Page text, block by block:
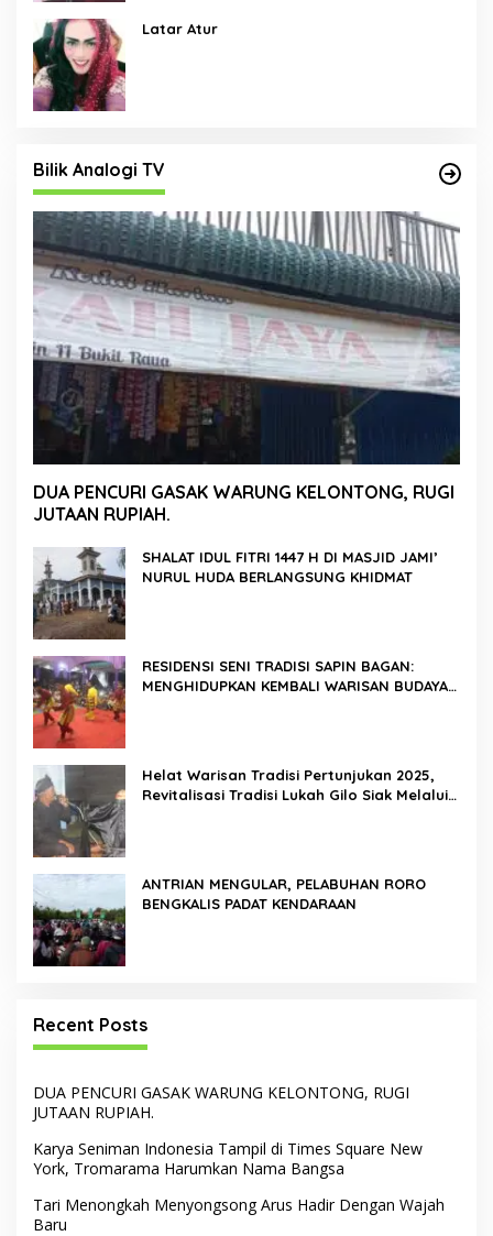
Latar Atur
Bilik Analogi TV
DUA PENCURI GASAK WARUNG KELONTONG, RUGI
JUTAAN RUPIAH.
SHALAT IDUL FITRI 1447 H DI MASJID JAMI’
NURUL HUDA BERLANGSUNG KHIDMAT
RESIDENSI SENI TRADISI SAPIN BAGAN:
MENGHIDUPKAN KEMBALI WARISAN BUDAYA
Helat Warisan Tradisi Pertunjukan 2025,
Revitalisasi Tradisi Lukah Gilo Siak Melalui
ANTRIAN MENGULAR, PELABUHAN RORO
BENGKALIS PADAT KENDARAAN
Recent Posts
DUA PENCURI GASAK WARUNG KELONTONG, RUGI
JUTAAN RUPIAH.
Karya Seniman Indonesia Tampil di Times Square New
York, Tromarama Harumkan Nama Bangsa
Tari Menongkah Menyongsong Arus Hadir Dengan Wajah
Baru